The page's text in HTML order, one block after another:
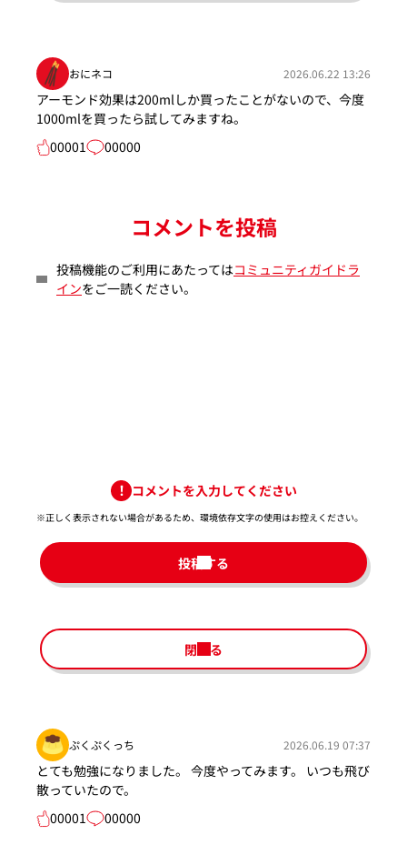
おにネコ 2026.06.22 13:26
アーモンド効果は200mlしか買ったことがないので、今度
1000mlを買ったら試してみますね。
00001
00000
コメントを投稿
投稿機能のご利用にあたってはコミュニティガイドラ
インをご一読ください。
コメントを入力してください
※正しく表示されない場合があるため、環境依存文字の使用はお控えください。​
投稿する
閉じる
ぷくぷくっち 2026.06.19 07:37
とても勉強になりました。 今度やってみます。 いつも飛び
散っていたので。
00001
00000